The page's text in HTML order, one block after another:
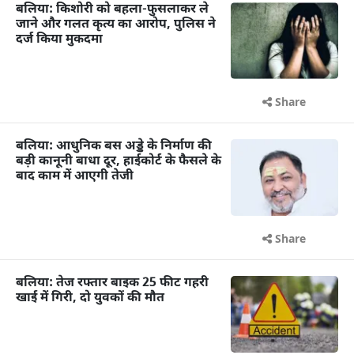
बलिया: किशोरी को बहला-फुसलाकर ले
जाने और गलत कृत्य का आरोप, पुलिस ने
दर्ज किया मुकदमा
Share
बलिया: आधुनिक बस अड्डे के निर्माण की
बड़ी कानूनी बाधा दूर, हाईकोर्ट के फैसले के
बाद काम में आएगी तेजी
Share
बलिया: तेज रफ्तार बाइक 25 फीट गहरी
खाई में गिरी, दो युवकों की मौत